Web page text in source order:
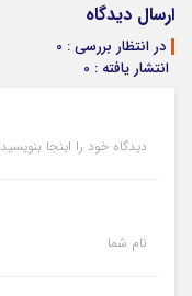
ارسال دیدگاه
در انتظار بررسی : 0
انتشار یافته : 0
دیدگاه خود را اینجا بنویسید
نام شما